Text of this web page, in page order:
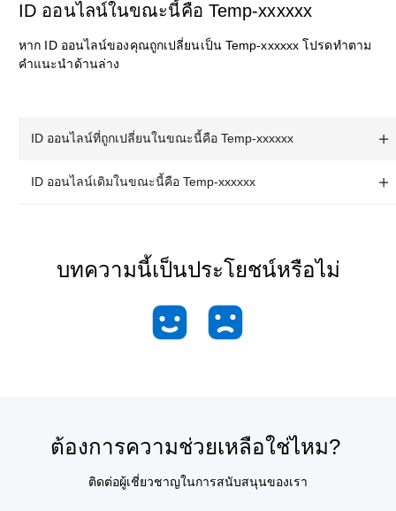
ID ออนไลน์ในขณะนี้คือ Temp-xxxxxx
หาก ID ออนไลน์ของคุณถูกเปลี่ยนเป็น Temp-xxxxxx โปรดทำตาม
คำแนะนำด้านล่าง
ID ออนไลน์ที่ถูกเปลี่ยนในขณะนี้คือ Temp-xxxxxx
ID ออนไลน์เดิมในขณะนี้คือ Temp-xxxxxx
บทความนี้เป็นประโยชน์หรือไม่
ต้องการความช่วยเหลือใช่ไหม?
ติดต่อผู้เชี่ยวชาญในการสนับสนุนของเรา